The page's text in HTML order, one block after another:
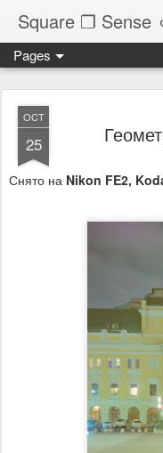
Square ❐ Sense
Pages
OCT
25
Снято на Nikon FE2,